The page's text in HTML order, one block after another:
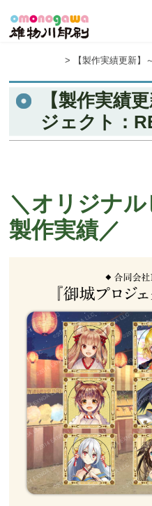
【製作実績更新】
【製作実績
ジェクト：
＼オリジナ
製作実績／